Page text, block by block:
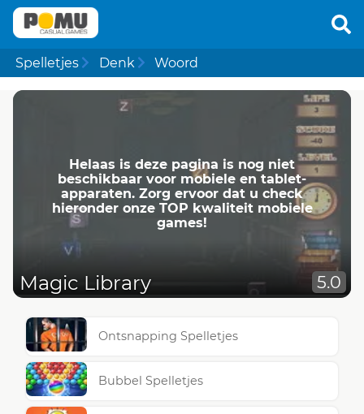
Spelletjes Denk Woord
Helaas is deze pagina is nog niet
beschikbaar voor mobiele en tablet-
apparaten. Zorg ervoor dat u check
hieronder onze TOP kwaliteit mobiele
games!
Magic Library 5.0
Ontsnapping Spelletjes
Bubbel Spelletjes